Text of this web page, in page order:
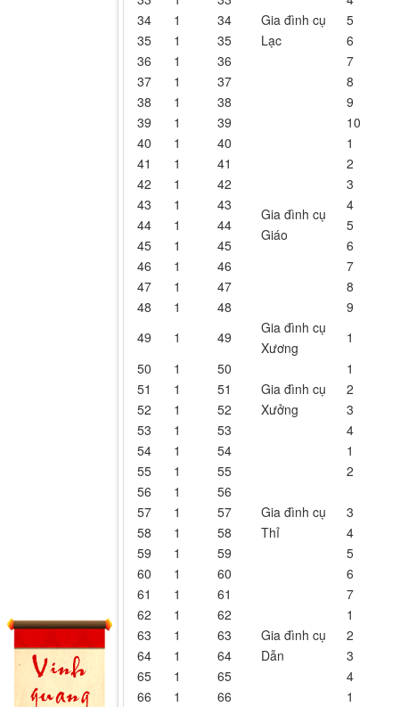
Gia đình cụ
Lạc
34
1 34 5
35
1 35 6
36
1 36 7
37
1 37 8
38
1 38 9
39
1 39 10
40
1 40
Gia đình cụ
Giáo
1
41
1 41 2
42
1 42 3
43
1 43 4
44
1 44 5
45
1 45 6
46
1 46 7
47
1 47 8
48
1 48 9
49
1 49
Gia đình cụ
Xương
1
50
1
50
Gia đình cụ
Xưởng
1
51
1 51 2
52
1 52 3
53
1 53 4
54
1 54
Gia đình cụ
Thỉ
1
55
1 55 2
56
1 56
57
1 57 3
58
1 58 4
59
1 59 5
60
1 60 6
61
1 61 7
62
1
62
Gia đình cụ
Dẫn
1
63
1 63 2
64
1 64 3
65
1 65 4
66
1 66 1